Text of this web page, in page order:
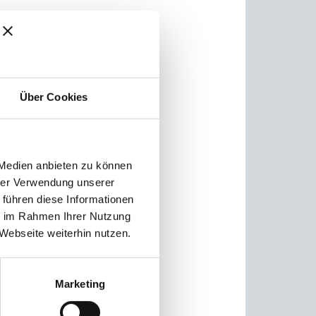
Über Cookies
anbieten zu können
Verwendung unserer
diese Informationen
Rahmen Ihrer Nutzung
weiterhin nutzen.
Marketing